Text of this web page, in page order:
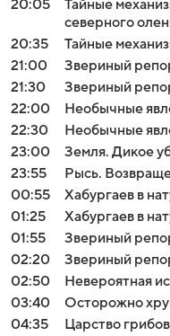
20:05
Тайные
северного
20:35
Тайные
21:00
Звериный
21:30
Звериный
22:00
Необычные
22:30
Необычные
23:00
Земля. Дикое
23:55
Рысь.
00:55
Хабургаев в
01:25
Хабургаев в
01:55
Звериный
02:20
Звериный
02:50
Невероятная
03:40
Осторожно
04:35
Царство